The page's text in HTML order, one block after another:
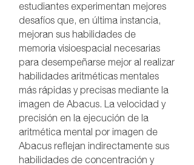
estudiantes experimentan mejores
desafíos que, en última instancia,
mejoran sus habilidades de
memoria visioespacial necesarias
para desempeñarse mejor al realizar
habilidades aritméticas mentales
más rápidas y precisas mediante la
imagen de Abacus. La velocidad y
precisión en la ejecución de la
aritmética mental por imagen de
Abacus reflejan indirectamente sus
habilidades de concentración y